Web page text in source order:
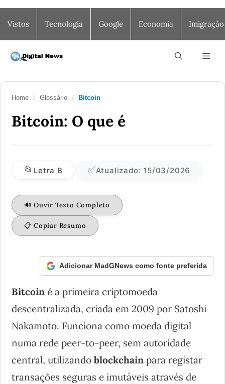
para
o
conteúdo
Vistos Tecnologia Google Economia Imigração
Home / Glossário / Bitcoin
Bitcoin: O que é
📂 Letra B ✅Atualizado: 15/03/2026
🔊 Ouvir Texto Completo
📋 Copiar Resumo
Adicionar MadGNews como fonte preferida
Bitcoin é a primeira criptomoeda
descentralizada, criada em 2009 por Satoshi
Nakamoto. Funciona como moeda digital
numa rede peer-to-peer, sem autoridade
central, utilizandoblockchain para registar
transações seguras e imutáveis através de